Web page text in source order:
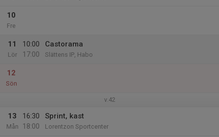
10
Fre
11
Lör
10:00
17:00
Castorama
Slättens IP, Habo
12
Sön
v.42
13
Mån
16:30
18:00
Sprint, kast
Lorentzon Sportcenter